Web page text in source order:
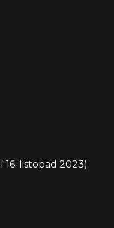
listopad 2023)